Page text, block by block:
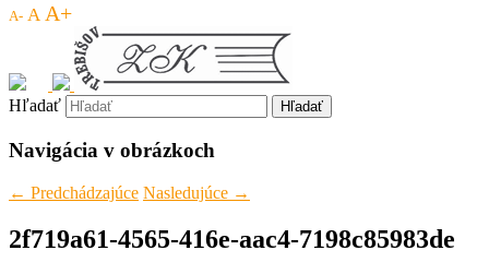
A- A A+
Hľadať
Navigácia v obrázkoch
← Predchádzajúce Nasledujúce →
2f719a61-4565-416e-aac4-7198c85983de